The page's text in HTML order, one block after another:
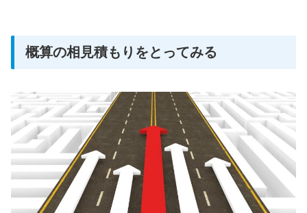
概算の相見積もりをとってみる